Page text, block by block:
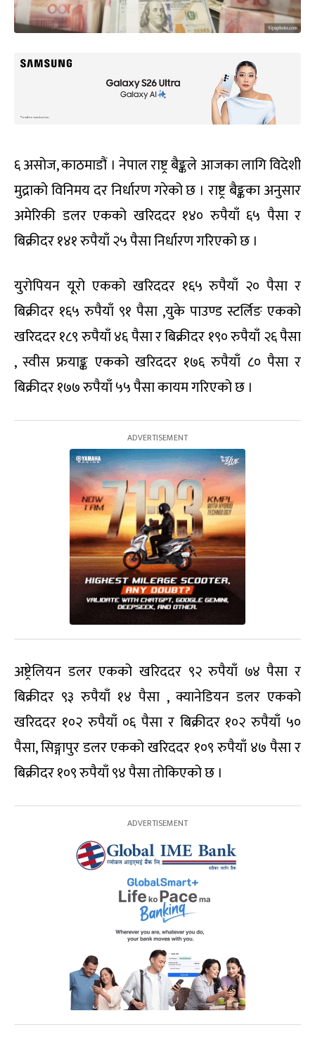
६ असोज, काठमाडौं । नेपाल राष्ट्र बैङ्कले आजका लागि विदेशी
मुद्राको विनिमय दर निर्धारण गरेको छ । राष्ट्र बैङ्कका अनुसार
अमेरिकी डलर एकको खरिददर १४० रुपैयाँ ६५ पैसा र
बिक्रीदर १४१ रुपैयाँ २५ पैसा निर्धारण गरिएको छ ।
युरोपियन यूरो एकको खरिददर १६५ रुपैयाँ २० पैसा र
बिक्रीदर १६५ रुपैयाँ ९१ पैसा ,युके पाउण्ड स्टर्लिङ एकको
खरिददर १८९ रुपैयाँ ४६ पैसा र बिक्रीदर १९० रुपैयाँ २६ पैसा
, स्वीस फ्रयाङ्क एकको खरिददर १७६ रुपैयाँ ८० पैसा र
बिक्रीदर १७७ रुपैयाँ ५५ पैसा कायम गरिएको छ ।
अष्ट्रेलियन डलर एकको खरिददर ९२ रुपैयाँ ७४ पैसा र
बिक्रीदर ९३ रुपैयाँ १४ पैसा , क्यानेडियन डलर एकको
खरिददर १०२ रुपैयाँ ०६ पैसा र बिक्रीदर १०२ रुपैयाँ ५०
पैसा, सिङ्गापुर डलर एकको खरिददर १०९ रुपैयाँ ४७ पैसा र
बिक्रीदर १०९ रुपैयाँ ९४ पैसा तोकिएको छ ।